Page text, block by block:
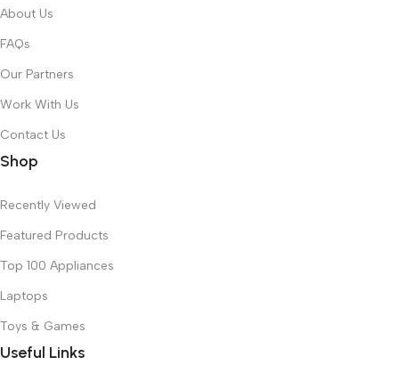
About Us
FAQs
Our Partners
Work With Us
Contact Us
Shop
Recently Viewed
Featured Products
Top 100 Appliances
Laptops
Toys & Games
Useful Links